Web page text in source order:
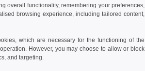
Přidat do košíku
overall functionality, remembering your preferences,
browsing experience, including tailored content,
which are necessary for the functioning of the
However, you may choose to allow or block
and targeting.